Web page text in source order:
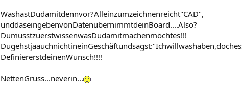
WashastDudamitdennvor?Alleinzumzeichnenreicht"CAD",
unddaseingebenvonDatenübernimmtdeinBoard....Also?
DumusstzuerstwissenwasDudamitmachenmöchtes!!!
DefiniererstdeinenWunsch!!!!
NettenGruss...neverin...